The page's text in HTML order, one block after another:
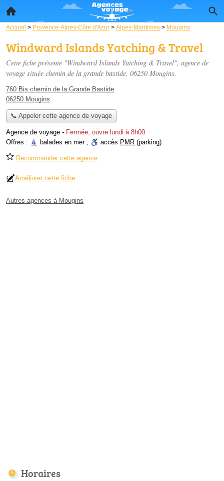
Accueil > Provence-Alpes-Côte d'Azur > Alpes-Maritimes > Mougins
Windward Islands Yatching & Travel
Cette fiche présente "Windward Islands Yatching & Travel", agence de
voyage située chemin de la grande bastide, 06250 Mougins.
760 Bis chemin de la Grande Bastide
06250 Mougins
📞 Appeler cette agence de voyage
Agence de voyage - Fermée, ouvre lundi à 8h00
Offres :
balades en mer , accès PMR (parking)
Recommander cette agence
Améliorer cette fiche
Autres agences à Mougins
Horaires